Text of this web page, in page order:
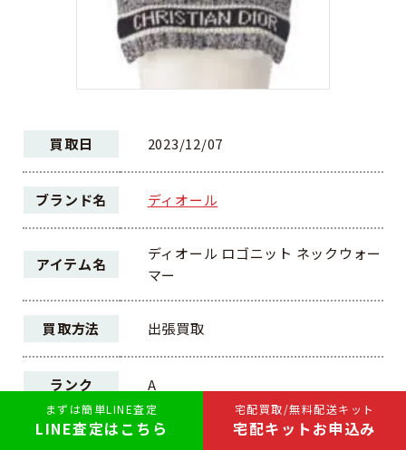
宅配買取/無料配送キット
宅配キットお申込み
まずは簡単LINE査定
LINE査定はこちら
買取日 2023/12/07
ブランド名 ディオール
アイテム名
ディオール ロゴニット ネックウォー
マー
買取方法 出張買取
ランク A